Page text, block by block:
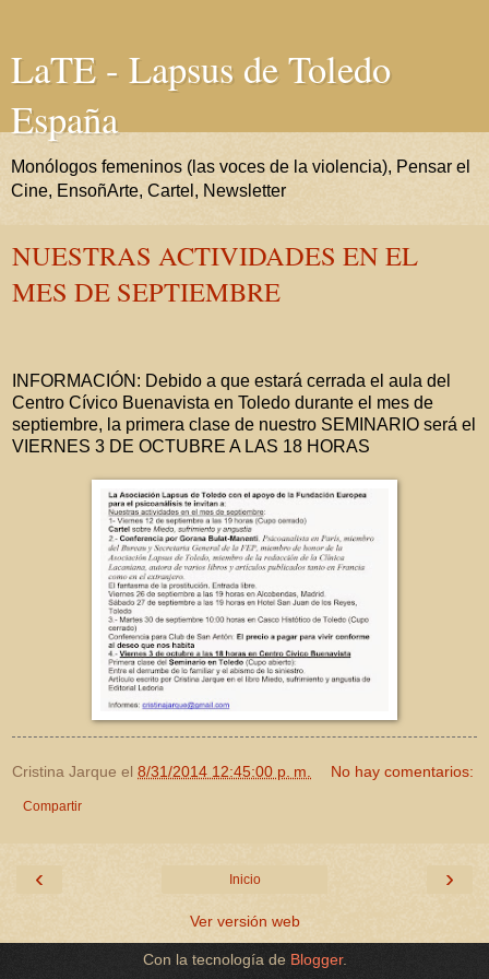
LaTE - Lapsus de Toledo
España
Monólogos femeninos (las voces de la violencia), Pensar el
Cine, EnsoñArte, Cartel, Newsletter
NUESTRAS ACTIVIDADES EN EL
MES DE SEPTIEMBRE
INFORMACIÓN: Debido a que estará cerrada el aula del
Centro Cívico Buenavista en Toledo durante el mes de
septiembre, la primera clase de nuestro SEMINARIO será el
VIERNES 3 DE OCTUBRE A LAS 18 HORAS
Cristina Jarque el 8/31/2014 12:45:00 p. m. No hay comentarios:
Compartir
‹ ›
Inicio
Ver versión web
Con la tecnología de Blogger.